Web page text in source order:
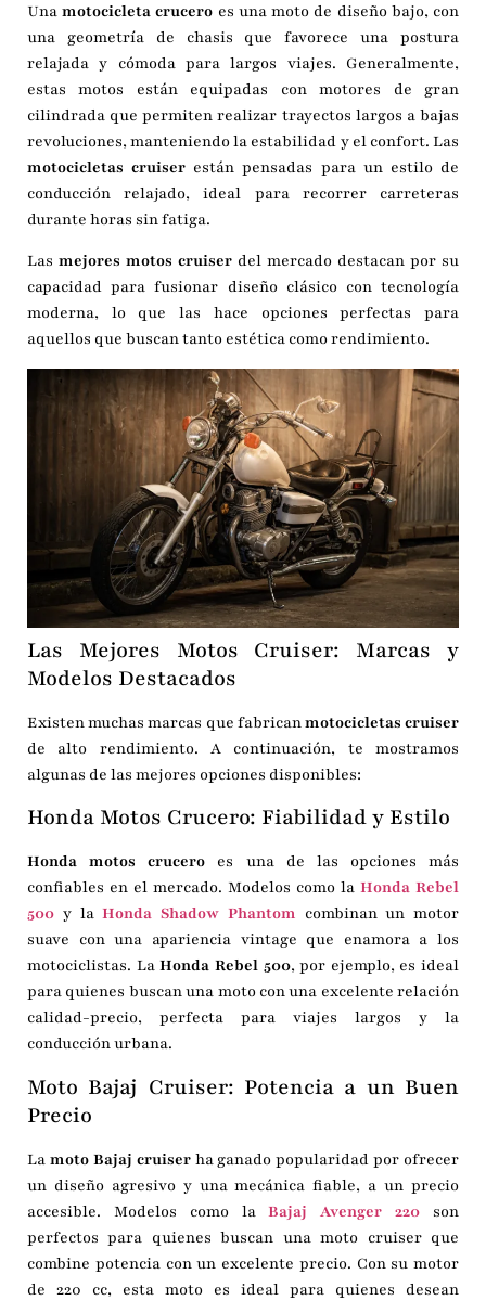
Unamotocicleta crucero es una moto de diseño bajo, con
una geometría de chasis que favorece una postura
relajada y cómoda para largos viajes. Generalmente,
estas motos están equipadas con motores de gran
cilindrada que permiten realizar trayectos largos a bajas
revoluciones, manteniendo la estabilidad y el confort. Las
motocicletas cruiser están pensadas para un estilo de
conducción relajado, ideal para recorrer carreteras
durante horas sin fatiga.
Las mejores motos cruiser del mercado destacan por su
capacidad para fusionar diseño clásico con tecnología
moderna, lo que las hace opciones perfectas para
aquellos que buscan tanto estética como rendimiento.
Las Mejores Motos Cruiser: Marcas y
Modelos Destacados
Existen muchas marcas que fabricanmotocicletas cruiser
de alto rendimiento. A continuación, te mostramos
algunas de las mejores opciones disponibles:
Honda Motos Crucero: Fiabilidad y Estilo
Honda motos crucero es una de las opciones más
confiables en el mercado. Modelos como la Honda Rebel
500 y laHonda Shadow Phantom combinan un motor
suave con una apariencia vintage que enamora a los
motociclistas. LaHonda Rebel 500, por ejemplo, es ideal
para quienes buscan una moto con una excelente relación
calidad-precio, perfecta para viajes largos y la
conducción urbana.
Moto Bajaj Cruiser: Potencia a un Buen
Precio
La moto Bajaj cruiserha ganado popularidad por ofrecer
un diseño agresivo y una mecánica fiable, a un precio
accesible. Modelos como laBajaj Avenger 220 son
perfectos para quienes buscan una moto cruiser que
combine potencia con un excelente precio. Con su motor
de 220 cc, esta moto es ideal para quienes desean